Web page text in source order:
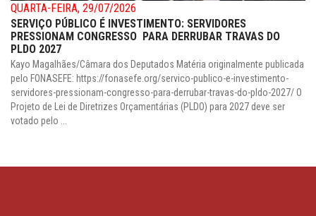
QUARTA-FEIRA, 29/07/2026
SERVIÇO PÚBLICO É INVESTIMENTO: SERVIDORES
PRESSIONAM CONGRESSO PARA DERRUBAR TRAVAS DO
PLDO 2027
Kayo Magalhães/Câmara dos Deputados Matéria originalmente publicada
pelo FONASEFE: https://fonasefe.org/servico-publico-e-investimento-
servidores-pressionam-congresso-para-derrubar-travas-do-pldo-2027/ O
Projeto de Lei de Diretrizes Orçamentárias (PLDO) para 2027 deve ser
votado pelo ...